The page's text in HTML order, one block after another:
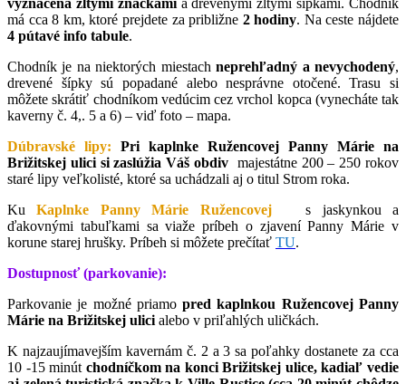
vyznačená žltými značkamia drevenými žltými šípkami. Chodník
má cca 8 km, ktoré prejdete za približne 2 hodiny. Na ceste nájdete
4 pútavé info tabule.
Chodník je na niektorých miestachneprehľadný a nevychodený,
drevené šípky sú popadané alebo nesprávne otočené. Trasu si
môžete skrátiť chodníkom vedúcim cez vrchol kopca (vynecháte tak
kaverny č. 4,. 5 a 6) – viď foto – mapa.
Dúbravské lipy: Pri kaplnke Ružencovej Panny Márie na
Brižitskej ulici si zaslúžia Váš obdiv majestátne 200 – 250 rokov
staré lipy veľkolisté, ktoré sa uchádzali aj o titul Strom roka.
Ku Kaplnke Panny Márie Ružencovej
s jaskynkou a
ďakovnými tabuľkami sa viaže príbeh o zjavení Panny Márie v
korune starej hrušky. Príbeh si môžete prečítať TU.
Dostupnosť (parkovanie):
Parkovanie je možné priamopred kaplnkou Ružencovej Panny
Márie na Brižitskej ulici alebo v priľahlých uličkách.
K najzaujímavejším kavernám č. 2 a 3 sa poľahky dostanete za cca
10 -15 minút chodníčkom na konci Brižitskej ulice, kadiaľ vedie